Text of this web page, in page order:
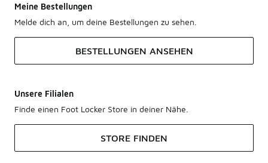
Meine Bestellungen
Melde dich an, um deine Bestellungen zu sehen.
BESTELLUNGEN ANSEHEN
Unsere Filialen
Finde einen Foot Locker Store in deiner Nähe.
STORE FINDEN